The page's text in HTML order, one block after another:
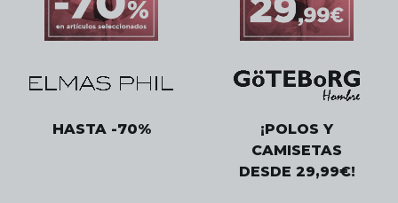
HASTA -70%
¡POLOS Y
CAMISETAS
DESDE 29,99€!